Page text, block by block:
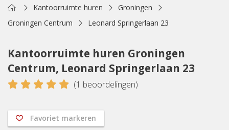
Actuele beschikbaarheid
HomeKantoorruimte huren
Groningen
Groningen Centrum
Leonard Springerlaan 23
Kantoorruimte huren Groningen
Centrum, Leonard Springerlaan 23
5 (1 beoordelingen)
Favoriet markeren